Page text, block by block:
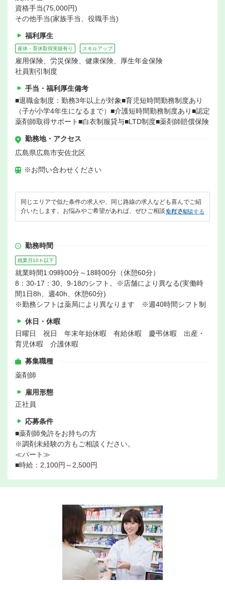
資格手当(75,000円)
その他手当(家族手当、役職手当)
福利厚生
産休・育休取得実績有り スキルアップ
雇用保険、労災保険、健康保険、厚生年金保険
社員割引制度
手当・福利厚生備考
■退職金制度：勤務3年以上が対象■育児短時間勤務制度あり
（子が小学4年生になるまで）■介護短時間勤務制度あり■認定
薬剤師取得サポート■白衣制服貸与■LTD制度■薬剤師賠償保険
勤務地・アクセス
広島県広島市安佐北区
※お問い合わせください
同じエリアで似た条件の求人や、同じ路線の求人なども喜んでご紹
介いたします。お悩みやご希望があれば、ぜひご相談ください。
無料で相談する
勤務時間
残業月10ｈ以下
就業時間1:09時00分～18時00分（休憩60分）
8：30-17：30、9-18のシフト。※店舗により異なる(実働時
間1日8h、週40h、休憩60分)
※勤務シフトは薬局により異なります ※週40時間シフト制
休日・休暇
日曜日 祝日 年末年始休暇 有給休暇 慶弔休暇 出産・
育児休暇 介護休暇
募集職種
薬剤師
雇用形態
正社員
応募条件
■薬剤師免許をお持ちの方
※調剤未経験の方もご相談ください。
≪パート≫
■時給：2,100円～2,500円